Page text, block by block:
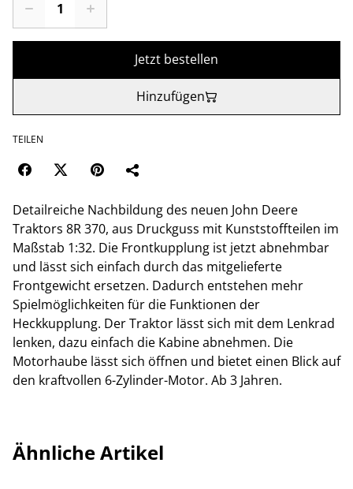
Jetzt bestellen
Hinzufügen
TEILEN
Detailreiche Nachbildung des neuen John Deere
Traktors 8R 370, aus Druckguss mit Kunststoffteilen im
Maßstab 1:32. Die Frontkupplung ist jetzt abnehmbar
und lässt sich einfach durch das mitgelieferte
Frontgewicht ersetzen. Dadurch entstehen mehr
Spielmöglichkeiten für die Funktionen der
Heckkupplung. Der Traktor lässt sich mit dem Lenkrad
lenken, dazu einfach die Kabine abnehmen. Die
Motorhaube lässt sich öffnen und bietet einen Blick auf
den kraftvollen 6-Zylinder-Motor. Ab 3 Jahren.
Ähnliche Artikel